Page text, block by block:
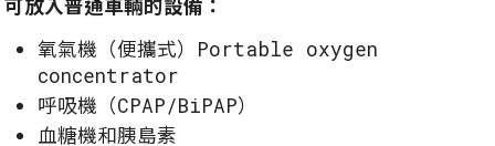
可放入普通車輛的設備：
氧氣機（便攜式）Portable oxygen
concentrator
呼吸機（CPAP/BiPAP）
血糖機和胰島素